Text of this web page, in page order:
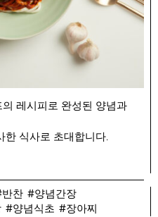
레시피로 완성된 양념과
한 식사로 초대합니다.
주는 장아찌들과
벼 양념국수로 즐기는
아 쉽게 요리를 완성하는
반찬
양념간장
양념식초 장아찌